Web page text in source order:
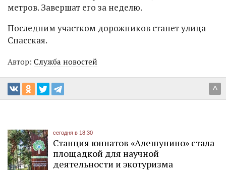
метров. Завершат его за неделю.
Последним участком дорожников станет улица
Спасская.
Автор: Служба новостей
^
сегодня в 18:30
Станция юннатов «Алешунино» стала
площадкой для научной
деятельности и экотуризма